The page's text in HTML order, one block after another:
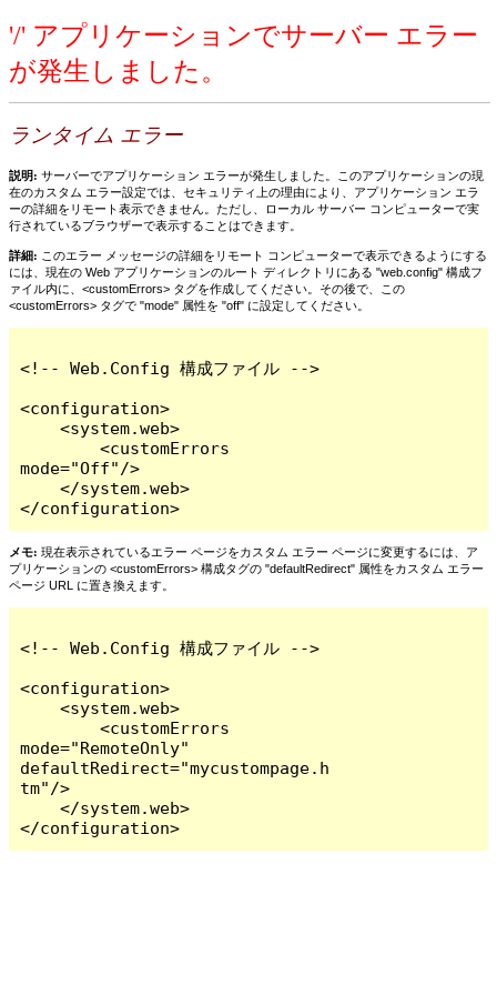
'/' アプリケーションでサーバー エラー
が発生しました。
ランタイム エラー
説明: サーバーでアプリケーション エラーが発生しました。このアプリケーションの現
在のカスタム エラー設定では、セキュリティ上の理由により、アプリケーション エラ
ーの詳細をリモート表示できません。ただし、ローカル サーバー コンピューターで実
行されているブラウザーで表示することはできます。
詳細: このエラー メッセージの詳細をリモート コンピューターで表示できるようにする
には、現在の Web アプリケーションのルート ディレクトリにある "web.config" 構成フ
ァイル内に、<customErrors> タグを作成してください。その後で、この
<customErrors> タグで "mode" 属性を "off" に設定してください。
<!-- Web.Config 構成ファイル -->
<configuration>
    <system.web>
        <customErrors
mode="Off"/>
    </system.web>
</configuration>
メモ: 現在表示されているエラー ページをカスタム エラー ページに変更するには、ア
プリケーションの <customErrors> 構成タグの "defaultRedirect" 属性をカスタム エラー
ページ URL に置き換えます。
<!-- Web.Config 構成ファイル -->
<configuration>
    <system.web>
        <customErrors
mode="RemoteOnly"
defaultRedirect="mycustompage.h
tm"/>
    </system.web>
</configuration>